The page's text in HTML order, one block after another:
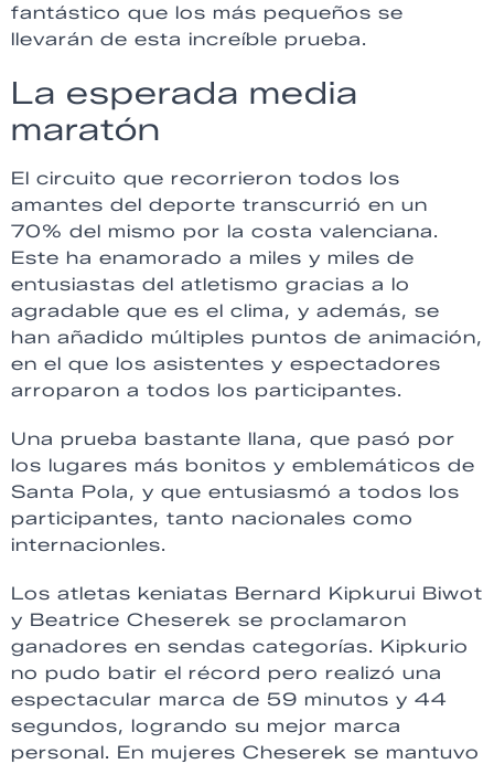
fantástico que los más pequeños se
llevarán de esta increíble prueba.
La esperada media
maratón
El circuito que recorrieron todos los
amantes del deporte transcurrió en un
70% del mismo por la costa valenciana.
Este ha enamorado a miles y miles de
entusiastas del atletismo gracias a lo
agradable que es el clima, y además, se
han añadido múltiples puntos de animación,
en el que los asistentes y espectadores
arroparon a todos los participantes.
Una prueba bastante llana, que pasó por
los lugares más bonitos y emblemáticos de
Santa Pola, y que entusiasmó a todos los
participantes, tanto nacionales como
internacionles.
Los atletas keniatas Bernard Kipkurui Biwot
y Beatrice Cheserek se proclamaron
ganadores en sendas categorías. Kipkurio
no pudo batir el récord pero realizó una
espectacular marca de 59 minutos y 44
segundos, logrando su mejor marca
personal. En mujeres Cheserek se mantuvo